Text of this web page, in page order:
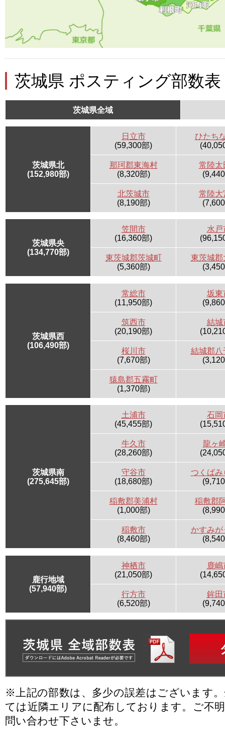
茨城県 ポスティング部数表
茨城県全域
茨城県北
(152,980部)
日立市
(59,300部)
ひたち
那珂郡東海村
(8,320部)
常陸太
北茨城市
(8,190部)
常陸大
茨城県央
(134,770部)
笠間市
(16,360部)
水戸
東茨城郡茨城町
(5,360部)
東茨城郡
茨城県西
(106,490部)
常総市
(11,950部)
坂東
筑西市
(20,190部)
結城
桜川市
(7,670部)
結城郡八
猿島郡五霧町
(1,370部)
茨城県南
(275,645部)
土浦市
(45,455部)
石岡
牛久市
(28,260部)
龍ヶ
守谷市
(18,680部)
つくばみ
稲敷郡美浦村
(1,000部)
稲敷郡
稲敷市
(8,460部)
かすみが
鹿行地域
(57,940部)
神栖市
(21,050部)
鹿嶋
行方市
(6,520部)
鉾田
※上記の部数は、多少の誤差はございます
ては近隣エリアに配布しております。ご不
問い合わせ下さいませ。